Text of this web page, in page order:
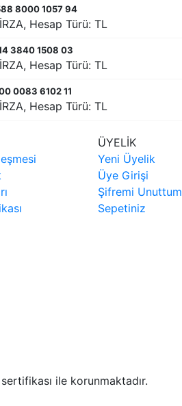
8000 1057 94
Hesap Türü: TL
3840 1508 03
Hesap Türü: TL
0083 6102 11
Hesap Türü: TL
ÜYELİK
Yeni Üyelik
Üye Girişi
Şifremi Unuttum
Sepetiniz
ile korunmaktadır.